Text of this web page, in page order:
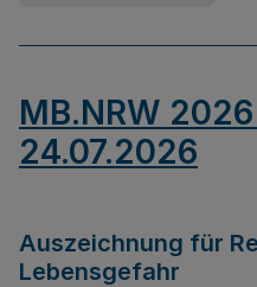
MB.NRW
24.07.2026
Auszeichnung für
Lebensgefahr